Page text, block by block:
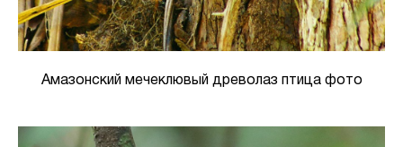
Амазонский мечеклювый древолаз птица фото